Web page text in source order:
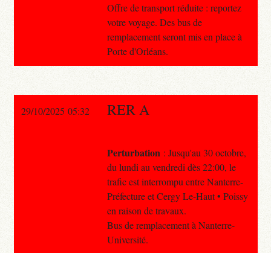
Offre de transport réduite : reportez
votre voyage. Des bus de
remplacement seront mis en place à
Porte d'Orléans.
29/10/2025 05:32 RER A
Perturbation : Jusqu'au 30 octobre,
du lundi au vendredi dès 22:00, le
trafic est interrompu entre Nanterre-
Préfecture et Cergy Le-Haut • Poissy
en raison de travaux.
Bus de remplacement à Nanterre-
Université.